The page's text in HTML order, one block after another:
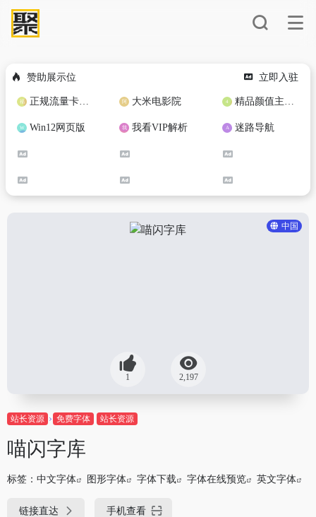
赞助展示位 立即入驻
正规流量卡免费加盟合作 大米电影院 精品颜值主播定制
Win12网页版 我看VIP解析 迷路导航
中国
1 2,197
站长资源 免费字体 站长资源
喵闪字库
标签： 中文字体 图形字体 字体下载 字体在线预览 英文字体
链接直达 手机查看